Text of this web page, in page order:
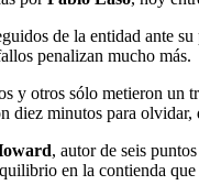
de la entidad ante
penalizan mucho más.
y otros sólo metieron un
diez minutos para
, autor de seis
en la contienda